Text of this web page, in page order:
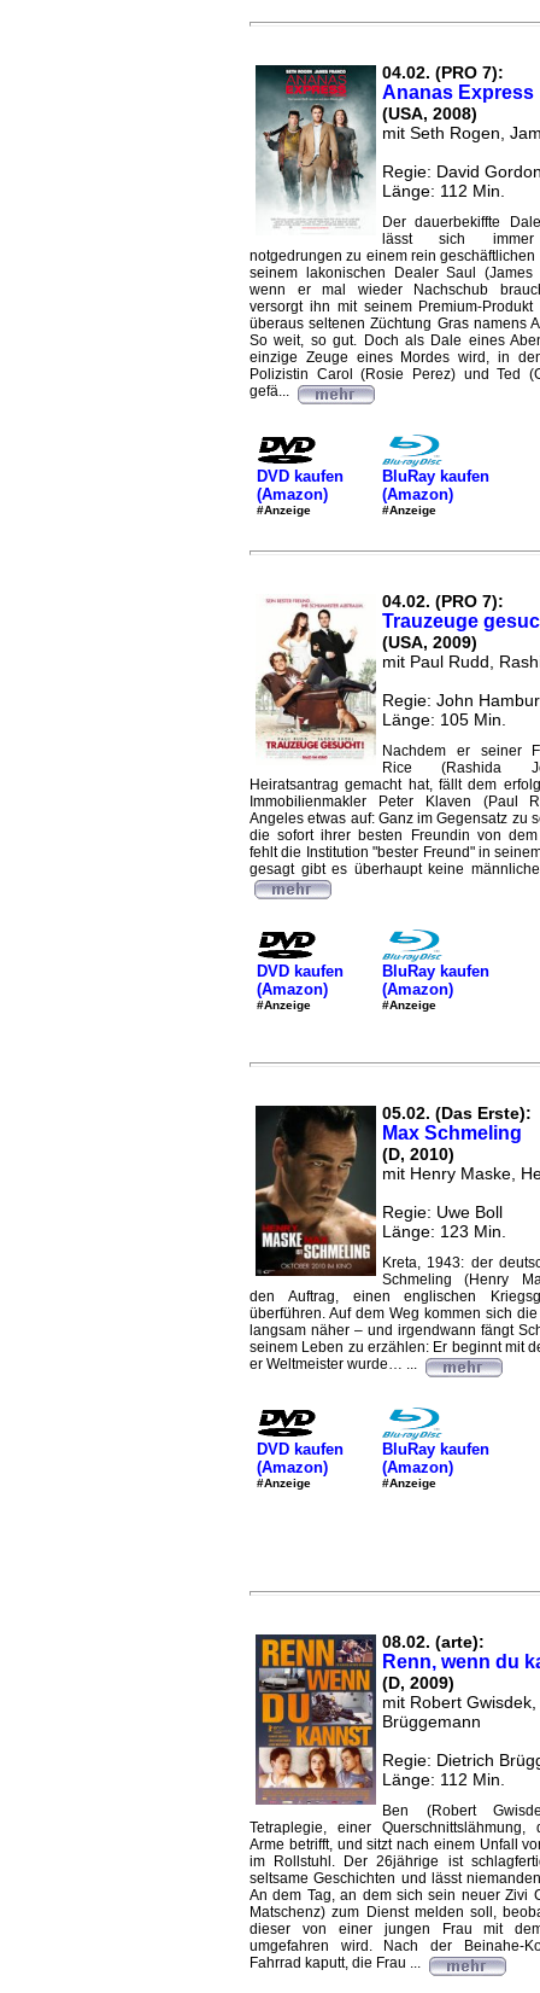
04.02. (PRO 7):
Ananas Express
(USA, 2008)
mit Seth Rogen,
Regie: David
Länge: 112 Min.
Der dauerbekiffte
lässt sich
notgedrungen zu einem rein
seinem lakonischen Dealer Saul (James
wenn er mal wieder Nachschub
versorgt ihn mit seinem Premium-
überaus seltenen Züchtung Gras namens
So weit, so gut. Doch als Dale eines
einzige Zeuge eines Mordes wird, in
Polizistin Carol (Rosie Perez) und Ted
gefä...
DVD kaufen
(Amazon)
#Anzeige
BluRay kaufen
(Amazon)
#Anzeige
04.02. (PRO 7):
Trauzeuge
(USA, 2009)
mit Paul Rudd,
Regie: John
Länge: 105 Min.
Nachdem er seiner
Rice (Rashida
Heiratsantrag gemacht hat, fällt dem
Immobilienmakler Peter Klaven (Paul
Angeles etwas auf: Ganz im Gegensatz zu
die sofort ihrer besten Freundin von dem
fehlt die Institution "bester Freund" in
gesagt gibt es überhaupt keine
DVD kaufen
(Amazon)
#Anzeige
BluRay kaufen
(Amazon)
#Anzeige
05.02. (Das Erste):
Max Schmeling
(D, 2010)
mit Henry Maske,
Regie: Uwe Boll
Länge: 123 Min.
Kreta, 1943: der
Schmeling (Henry
den Auftrag, einen englischen
überführen. Auf dem Weg kommen sich
langsam näher – und irgendwann fängt
seinem Leben zu erzählen: Er beginnt mit
er Weltmeister wurde… ...
DVD kaufen
(Amazon)
#Anzeige
BluRay kaufen
(Amazon)
#Anzeige
08.02. (arte):
Renn, wenn du
(D, 2009)
mit Robert Gwisdek,
Brüggemann
Regie: Dietrich
Länge: 112 Min.
Ben (Robert
Tetraplegie, einer
Arme betrifft, und sitzt nach einem Unfall
im Rollstuhl. Der 26jährige ist
seltsame Geschichten und lässt
An dem Tag, an dem sich sein neuer Zivi
Matschenz) zum Dienst melden soll,
dieser von einer jungen Frau mit
umgefahren wird. Nach der Beinahe-
Fahrrad kaputt, die Frau ...